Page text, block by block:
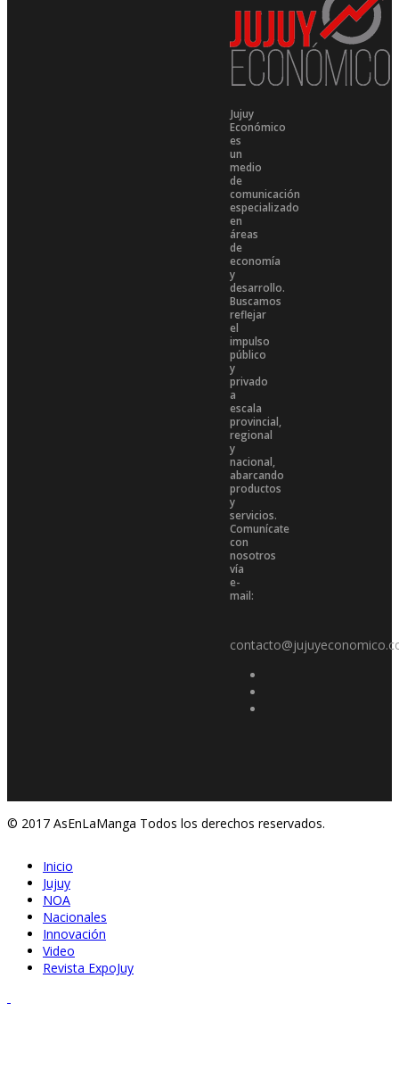
Jujuy
Económico
es
un
medio
de
comunicación
especializado
en
áreas
de
economía
y
desarrollo.
Buscamos
reflejar
el
impulso
público
y
privado
a
escala
provincial,
regional
y
nacional,
abarcando
productos
y
servicios.
Comunícate
con
nosotros
vía
e-
mail:
© 2017 AsEnLaManga Todos los derechos reservados.
Inicio
Jujuy
NOA
Nacionales
Innovación
Video
Revista ExpoJuy